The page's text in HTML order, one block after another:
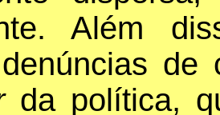
Além
de
da política,